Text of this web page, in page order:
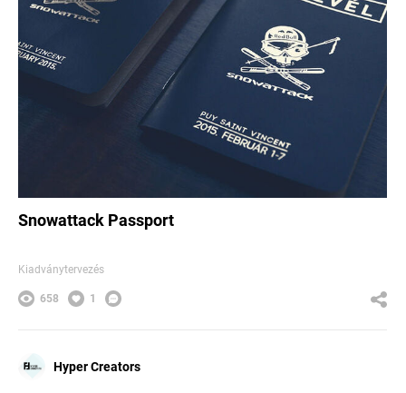
Snowattack Passport
Kiadványtervezés
658 1
Hyper Creators